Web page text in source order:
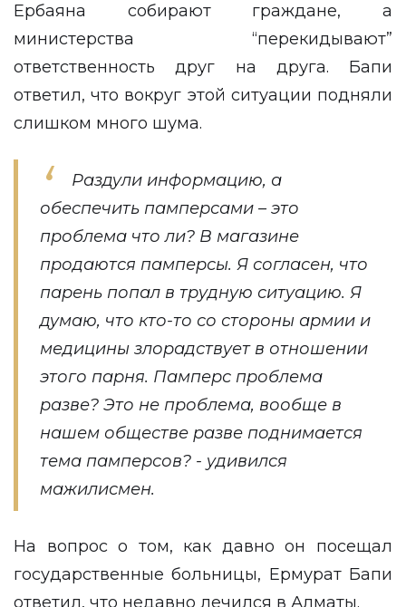
Ербаяна собирают граждане, а
министерства “перекидывают”
ответственность друг на друга. Бапи
ответил, что вокруг этой ситуации подняли
слишком много шума.
Раздули информацию, а
обеспечить памперсами – это
проблема что ли? В магазине
продаются памперсы. Я согласен, что
парень попал в трудную ситуацию. Я
думаю, что кто-то со стороны армии и
медицины злорадствует в отношении
этого парня. Памперс проблема
разве? Это не проблема, вообще в
нашем обществе разве поднимается
тема памперсов? - удивился
мажилисмен.
На вопрос о том, как давно он посещал
государственные больницы, Ермурат Бапи
ответил, что недавно лечился в Алматы.